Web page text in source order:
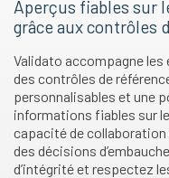
Aperçus fiables sur
grâce aux contrôles
Validato accompagne
des contrôles de
personnalisables et une
informations fiables sur
capacité de collaboration
des décisions
d’intégrité et respectez